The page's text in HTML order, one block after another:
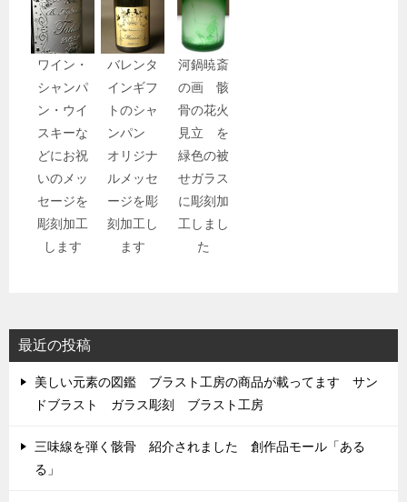
ワイン・
シャンパ
ン・ウイ
スキーな
どにお祝
いのメッ
セージを
彫刻加工
します
バレンタ
インギフ
トのシャ
ンパン
オリジナ
ルメッセ
ージを彫
刻加工し
ます
河鍋暁斎
の画 骸
骨の花火
見立 を
緑色の被
せガラス
に彫刻加
工しまし
た
最近の投稿
美しい元素の図鑑 ブラスト工房の商品が載ってます サン
ドブラスト ガラス彫刻 ブラスト工房
三味線を弾く骸骨 紹介されました 創作品モール「ある
る」